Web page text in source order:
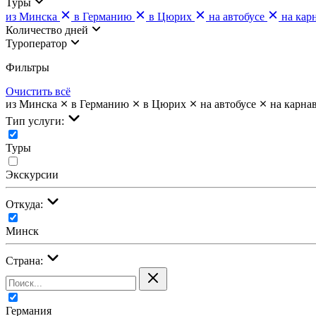
из Минска
в Германию в Цюрих на автобусе
на
Количество дней
Туроператор
Фильтры
Очистить всё
из Минска
в Германию в Цюрих на автобусе
на
Тип услуги:
Туры
Экскурсии
Откуда:
Минск
Страна:
Германия